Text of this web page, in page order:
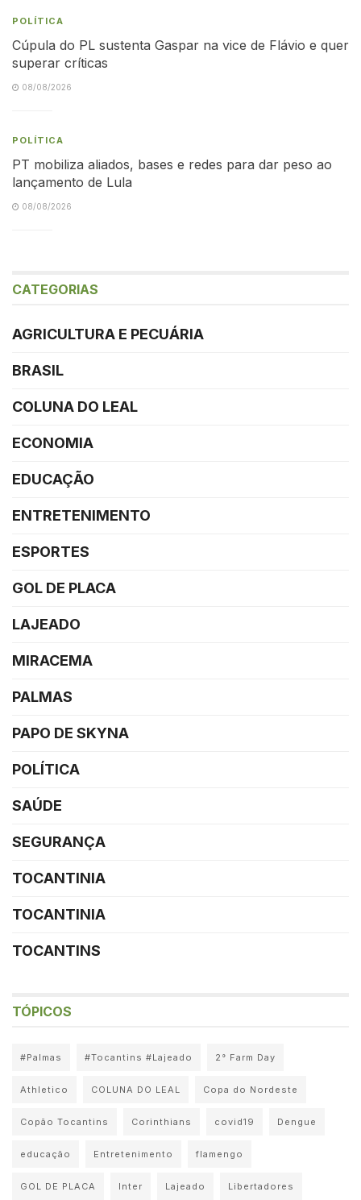
POLÍTICA
Cúpula do PL sustenta Gaspar na vice de Flávio e quer
superar críticas
08/08/2026
POLÍTICA
PT mobiliza aliados, bases e redes para dar peso ao
lançamento de Lula
08/08/2026
CATEGORIAS
AGRICULTURA E PECUÁRIA
BRASIL
COLUNA DO LEAL
ECONOMIA
EDUCAÇÃO
ENTRETENIMENTO
ESPORTES
GOL DE PLACA
LAJEADO
MIRACEMA
PALMAS
PAPO DE SKYNA
POLÍTICA
SAÚDE
SEGURANÇA
TOCANTINIA
TOCANTINIA
TOCANTINS
TÓPICOS
#Palmas #Tocantins #Lajeado 2° Farm Day
Athletico COLUNA DO LEAL Copa do Nordeste
Copão Tocantins Corinthians covid19 Dengue
educação Entretenimento flamengo
GOL DE PLACA Inter Lajeado Libertadores